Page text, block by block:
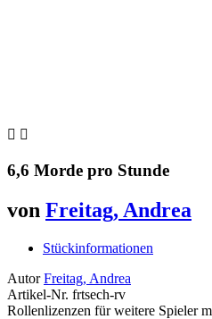
 
6,6 Morde pro Stunde
von Freitag, Andrea
Stückinformationen
Autor Freitag, Andrea
Artikel-Nr. frtsech-rv
Rollenlizenzen für weitere Spieler